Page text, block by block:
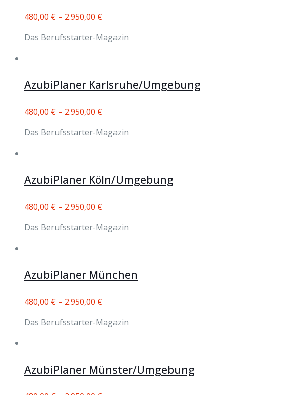
480,00 € – 2.950,00 €
Das Berufsstarter-Magazin
AzubiPlaner Karlsruhe/Umgebung
480,00 € – 2.950,00 €
Das Berufsstarter-Magazin
AzubiPlaner Köln/Umgebung
480,00 € – 2.950,00 €
Das Berufsstarter-Magazin
AzubiPlaner München
480,00 € – 2.950,00 €
Das Berufsstarter-Magazin
AzubiPlaner Münster/Umgebung